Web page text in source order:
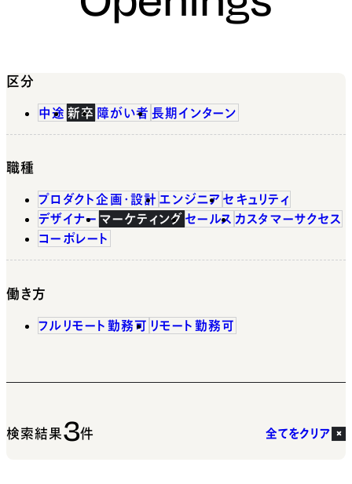
区分
中途 新卒 障がい者 長期インターン
職種
プロダクト企画・設計 エンジニア セキュリティ
デザイナー マーケティング セールス カスタマーサクセス
コーポレート
働き方
フルリモート勤務可 リモート勤務可
検索結果3件 全てをクリア